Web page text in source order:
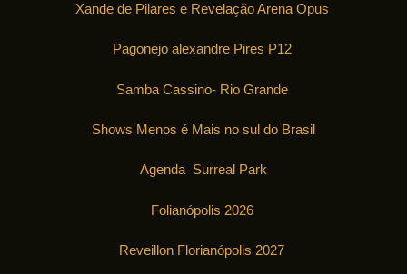
Xande de Pilares e Revelação Arena Opus
Pagonejo alexandre Pires P12
Samba Cassino- Rio Grande
Shows Menos é Mais no sul do Brasil
Agenda Surreal Park
Folianópolis 2026
Reveillon Florianópolis 2027